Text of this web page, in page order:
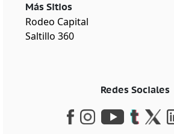
Más Sitios
Rodeo Capital
Saltillo 360
Redes Sociales